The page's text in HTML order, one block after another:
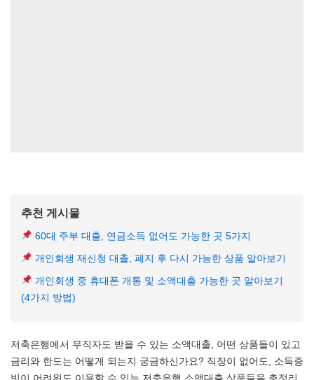
추천 게시물
60대 주부 대출, 연금소득 없어도 가능한 곳 5가지
개인회생 재신청 대출, 폐지 후 다시 가능한 상품 알아보기
개인회생 중 휴대폰 개통 및 소액대출 가능한 곳 알아보기
(4가지 방법)
저축은행에서 무직자도 받을 수 있는 소액대출, 어떤 상품들이 있고
금리와 한도는 어떻게 되는지 궁금하신가요? 직장이 없어도, 소득증